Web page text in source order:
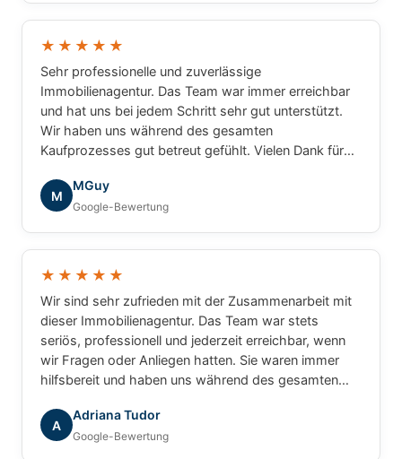
★★★★★
Sehr professionelle und zuverlässige
Immobilienagentur. Das Team war immer erreichbar
und hat uns bei jedem Schritt sehr gut unterstützt.
Wir haben uns während des gesamten
Kaufprozesses gut betreut gefühlt. Vielen Dank für
M
MGuy
Google-Bewertung
★★★★★
Wir sind sehr zufrieden mit der Zusammenarbeit mit
dieser Immobilienagentur. Das Team war stets
seriös, professionell und jederzeit erreichbar, wenn
wir Fragen oder Anliegen hatten. Sie waren immer
hilfsbereit und haben uns während des gesamten
Agentur mit gutem Gewissen weiterempfehlen.
A
Adriana Tudor
Google-Bewertung